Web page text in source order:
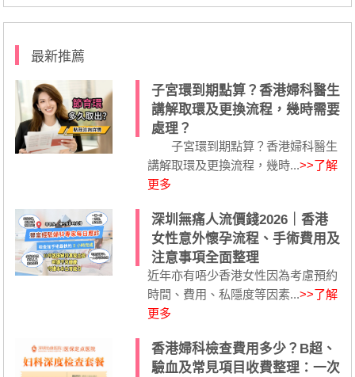
最新推薦
子宮環到期點算？香港婦科醫生
講解取環及更換流程，幾時需要
處理？
子宮環到期點算？香港婦科醫生
講解取環及更換流程，幾時...>>了解
更多
深圳無痛人流價錢2026｜香港
女性意外懷孕流程、手術費用及
注意事項全面整理
近年亦有唔少香港女性因為考慮預約
時間、費用、私隱度等因素...>>了解
更多
香港婦科檢查費用多少？B超、
驗血及常見項目收費整理：一次